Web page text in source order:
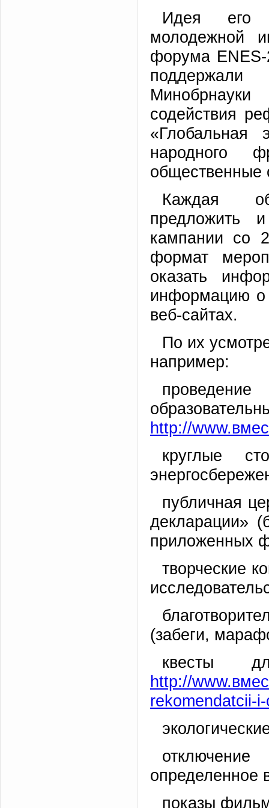
Идея его
молодежной
форума ENES-
поддержали
содействия
«Глобальная
народного
общественные
Каждая
предложить
кампании со
формат
оказать
информацию о
веб-сайтах.
По их
например:
http://
круглые
публичная
декларации»
приложенных
творческие
(забеги,
квесты
http://
rekomendatcii-
определенное
показы